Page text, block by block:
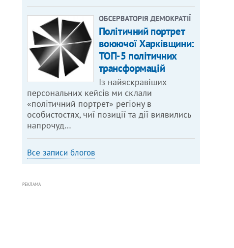
ОБСЕРВАТОРІЯ ДЕМОКРАТІЇ
Політичний портрет
воюючої Харківщини:
ТОП-5 політичних
трансформацій
Із найяскравіших
персональних кейсів ми склали
«політичний портрет» регіону в
особистостях, чиї позиції та дії виявились
напрочуд…
Все записи блогов
РЕКЛАМА